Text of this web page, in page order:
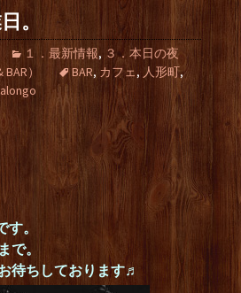
。
１．最新情報, ３．本日の夜
）
BAR, カフェ, 人形町,
。
で。
待ちしております♬